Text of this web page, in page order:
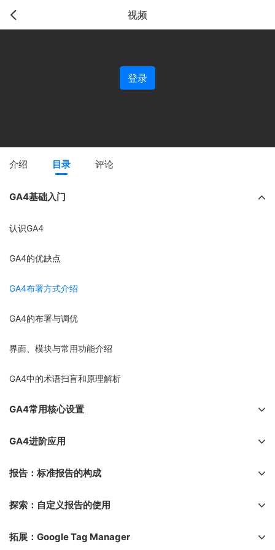
视频
登录
介绍 目录 评论
GA4基础入门
认识GA4
GA4的优缺点
GA4布署方式介绍
GA4的布署与调优
界面、模块与常用功能介绍
GA4中的术语扫盲和原理解析
GA4常用核心设置
GA4进阶应用
报告：标准报告的构成
探索：自定义报告的使用
拓展：Google Tag Manager